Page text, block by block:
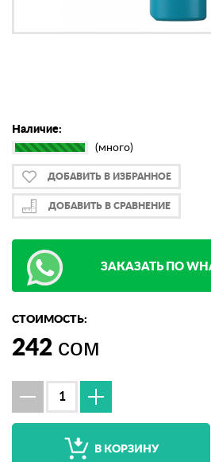
Наличие:
(много)
ДОБАВИТЬ В ИЗБРАННОЕ
ДОБАВИТЬ В СРАВНЕНИЕ
ЗАКАЗАТЬ ПО
СТОИМОСТЬ:
242 сом
В КОРЗИНУ